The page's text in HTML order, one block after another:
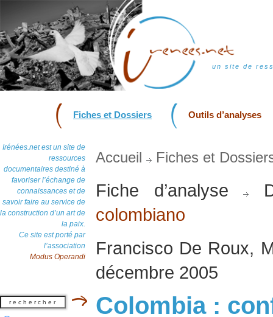
un site de
Fiches et Dossiers Outils d’analyses
Irénées.net est un site de
ressources
documentaires destiné à
favoriser l’échange de
connaissances et de
savoir faire au service de
la construction d’un art de
la paix.
Ce site est porté par
l’association
Modus Operandi
Accueil Fiches et
Fiche d’analyse
colombiano
Francisco De Roux,
décembre 2005
Colombia :